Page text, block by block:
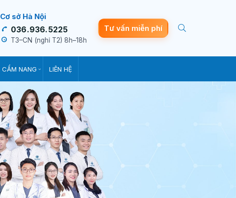
Cơ sở Hà Nội
036.936.5225
T3–CN (nghỉ T2) 8h–18h
Tư vấn miễn phí
CẨM NANG LIÊN HỆ